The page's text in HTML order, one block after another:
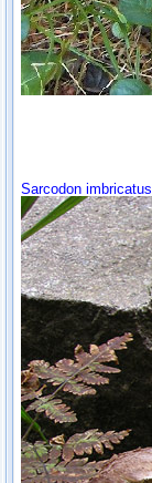
Sarcodon imbricatus